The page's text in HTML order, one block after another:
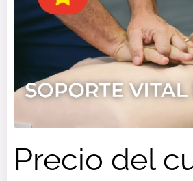
Precio del